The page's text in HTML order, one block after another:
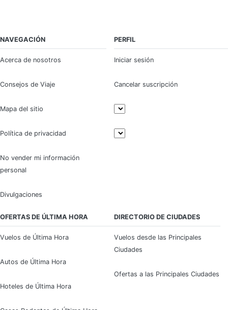
NAVEGACIÓN
Acerca de nosotros
Consejos de Viaje
Mapa del sitio
Política de privacidad
No vender mi información
personal
Divulgaciones
PERFIL
Iniciar sesión
Cancelar suscripción
OFERTAS DE ÚLTIMA HORA
Vuelos de Última Hora
Autos de Última Hora
Hoteles de Última Hora
DIRECTORIO DE CIUDADES
Vuelos desde las Principales
Ciudades
Ofertas a las Principales Ciudades